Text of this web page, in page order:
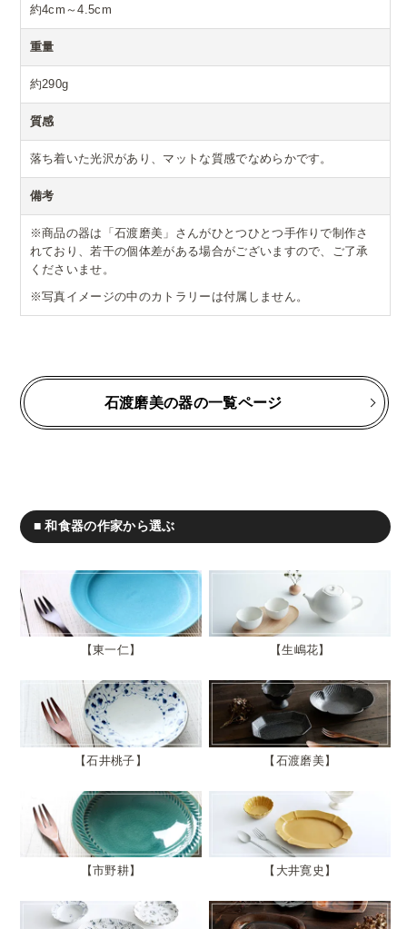
約4cm～4.5cm
重量
約290g
質感
落ち着いた光沢があり、マットな質感でなめらかです。
備考
※商品の器は「石渡磨美」さんがひとつひとつ手作りで制作さ
れており、若干の個体差がある場合がございますので、ご了承
くださいませ。
※写真イメージの中のカトラリーは付属しません。
石渡磨美の器の一覧ページ
■ 和食器の作家から選ぶ
東一仁 生嶋花
石井桃子 石渡磨美
市野耕 大井寛史